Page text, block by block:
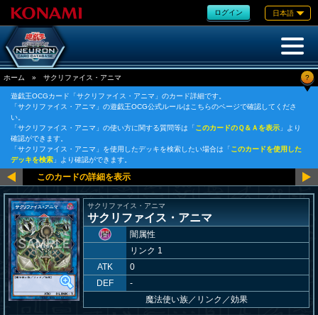
ログイン 日本語
ホーム » サクリファイス・アニマ ?
遊戯王OCGカード「サクリファイス・アニマ」のカード詳細です。
「サクリファイス・アニマ」の遊戯王OCG公式ルールはこちらのページで確認してくださ
い。
「サクリファイス・アニマ」の使い方に関する質問等は「このカードのＱ＆Ａを表示 」より
確認ができます。
「サクリファイス・アニマ」を使用したデッキを検索したい場合は「このカードを使用した
デッキを検索 」より確認ができます。
サクリファイス・アニマ
サクリファイス・アニマ
闇属性
リンク 1
ATK
0
DEF
-
魔法使い族／ リンク／効果